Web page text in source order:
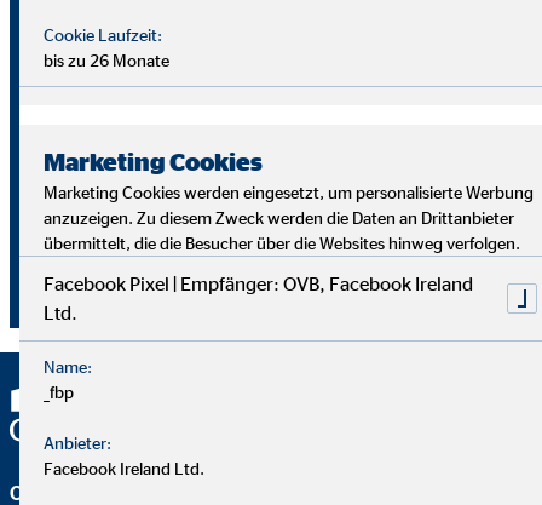
Public Relations
50667 Köln
+49 221 2015-288
Mail an OVB Public Relations
OVB Holding AG
Cookie Laufzeit:
bis zu 26 Monate
Marketing Cookies
Marketing Cookies werden eingesetzt, um personalisierte Werbung
anzuzeigen. Zu diesem Zweck werden die Daten an Drittanbieter
übermittelt, die die Besucher über die Websites hinweg verfolgen.
Facebook Pixel | Empfänger: OVB, Facebook Ireland
Ltd.
Name:
_fbp
Anbieter:
Facebook Ireland Ltd.